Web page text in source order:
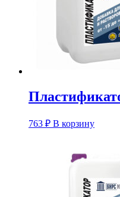
763 ₽ В корзину